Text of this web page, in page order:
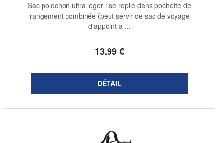
13.99€
Sac polochon ultra léger : se replie dans pochette de
rangement combinée (peut servir de sac de voyage
d'appoint à ...